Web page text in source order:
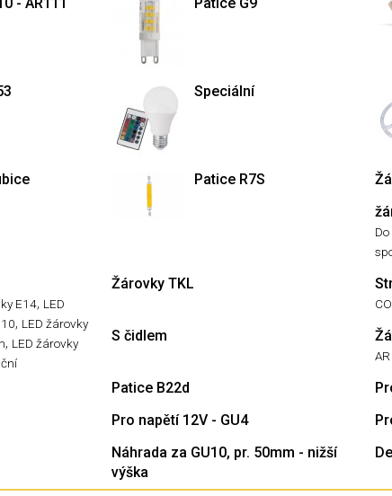
Speciální
Patice R7S
E14, LED
, LED žárovky
, LED žárovky
Žárovky TKL
S čidlem
Patice B22d
Pro napětí 12V - GU4
Náhrada za GU10, pr. 50mm - nižší
výška